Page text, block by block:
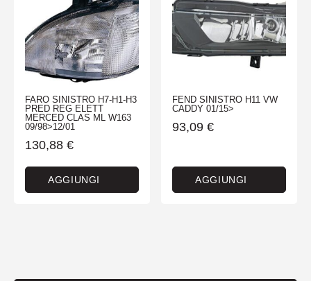
FARO SINISTRO H7-H1-H3
PRED REG ELETT
MERCED CLAS ML W163
09/98>12/01
130,88 €
AGGIUNGI
FEND SINISTRO H11 VW
CADDY 01/15>
93,09 €
AGGIUNGI